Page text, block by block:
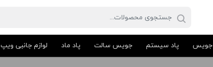
جویس پاد سیستم جویس سالت پاد ماد لوازم جانبی ویپ